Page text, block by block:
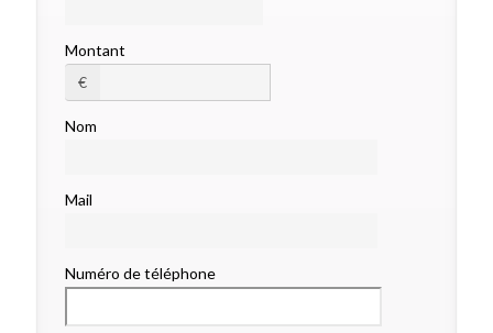
Montant
€
Nom
Mail
Numéro de téléphone